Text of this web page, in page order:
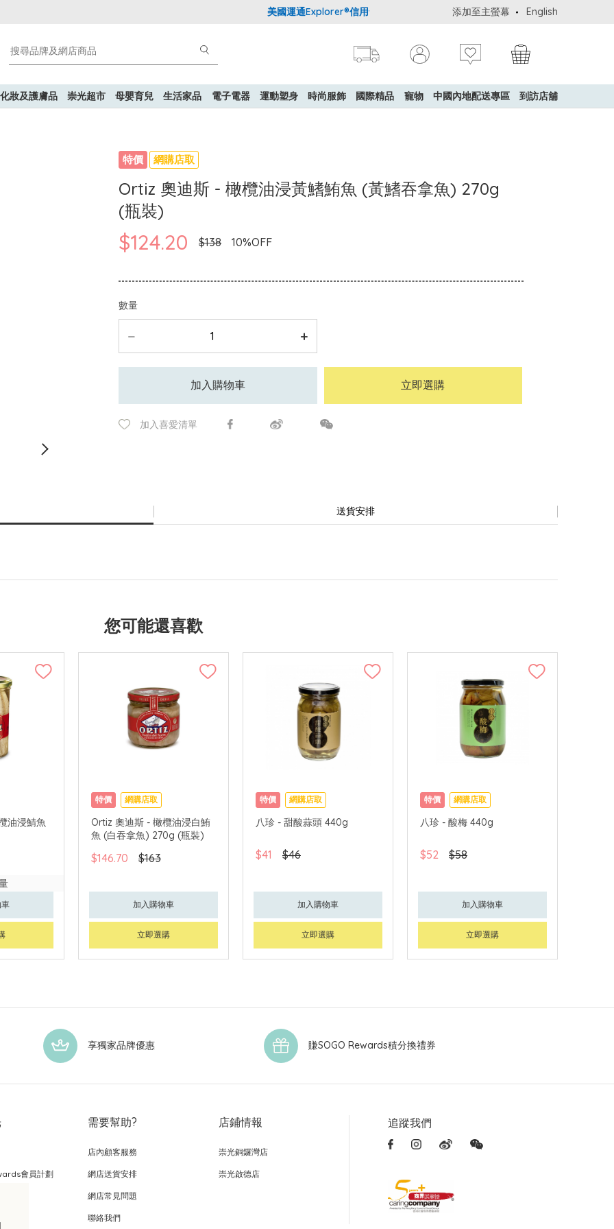
美國運通Explorer®信用卡會員購物禮遇：高達5%簽賬回贈！ 購買一般貨品(冷凍
添加至主螢幕 English
化妝及護膚品 崇光超市 母嬰育兒 生活家品 電子電器 運動塑身 時尚服飾 國際精品 寵物 中國內地配送專區 到訪店舖
特價 網購店取
Ortiz 奧迪斯 - 橄欖油浸黃鰭鮪魚 (黃鰭吞拿魚) 270g
(瓶裝)
$124.20 $138 10%OFF
數量
加入購物車 立即選購
加入喜愛清單
送貨安排
您可能還喜歡
油浸鯖魚
特價 網購店取
Ortiz 奧迪斯 - 橄欖油浸白鮪
魚 (白吞拿魚) 270g (瓶裝)
$146.70 $163
加入購物車
立即選購
特價 網購店取
八珍 - 甜酸蒜頭 440g
$41 $46
加入購物車
立即選購
特價 網購店取
八珍 - 酸梅 440g
$52 $58
加入購物車
立即選購
享獨家品牌優惠 賺SOGO Rewards積分換禮券
會員計劃
需要幫助?
店內顧客服務
網店送貨安排
網店常見問題
聯絡我們
店鋪情報
崇光銅鑼灣店
崇光啟德店
追蹤我們